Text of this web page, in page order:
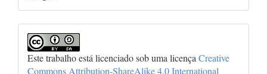
Este trabalho está licenciado sob uma licença Creative
Commons Attribution-ShareAlike 4.0 International